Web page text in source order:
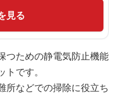
見る
つための静電気防止機能
です。
所などでの掃除に役立ち